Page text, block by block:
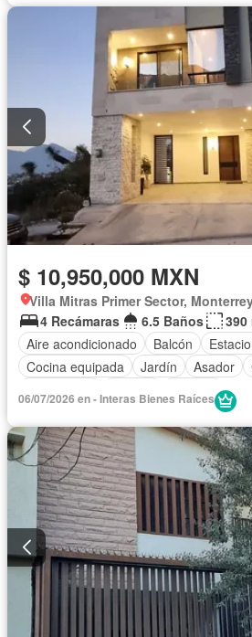
$ 10,950,000 MXN
Villa Mitras Primer Sector,
4 Recámaras
6.5 Baños
390
Aire acondicionado
Balcón
Cocina equipada
Jardín Asador
06/07/2026 en - Interas Bienes Raíces